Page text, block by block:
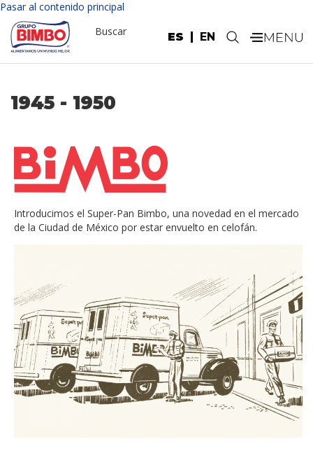
Pasar al contenido principal
ES EN
Buscar .
1945 - 1950
Introducimos el Super-Pan Bimbo, una novedad en el mercado
de la Ciudad de México por estar envuelto en celofán.